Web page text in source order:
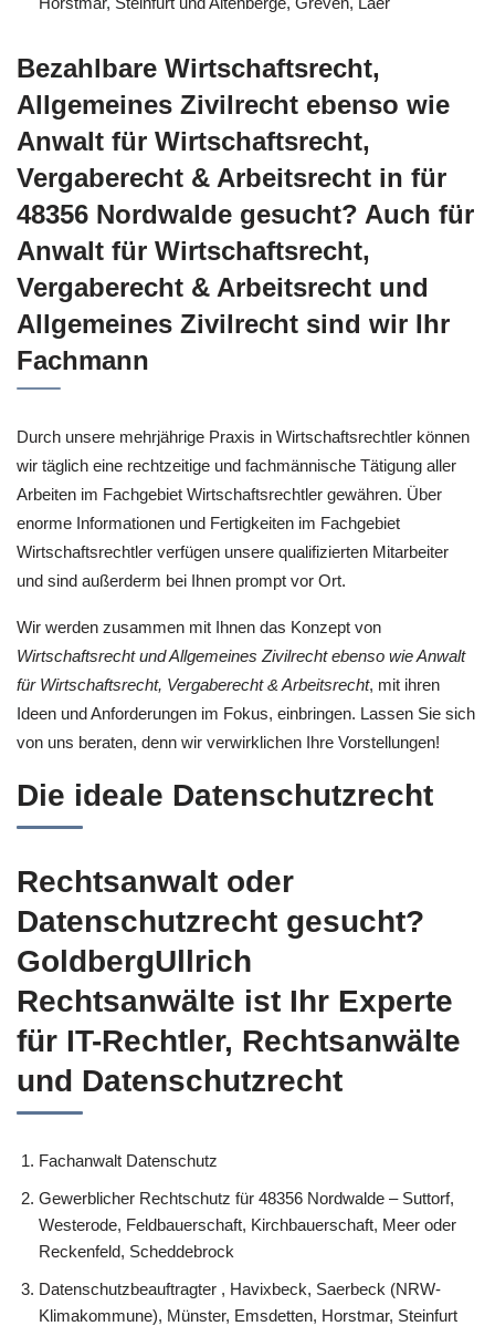
Bezahlbare Wirtschaftsrecht,
Allgemeines Zivilrecht ebenso wie
Anwalt für Wirtschaftsrecht,
Vergaberecht & Arbeitsrecht in für
48356 Nordwalde gesucht? Auch für
Anwalt für Wirtschaftsrecht,
Vergaberecht & Arbeitsrecht und
Allgemeines Zivilrecht sind wir Ihr
Fachmann
Durch unsere mehrjährige Praxis in Wirtschaftsrechtler können
wir täglich eine rechtzeitige und fachmännische Tätigung aller
Arbeiten im Fachgebiet Wirtschaftsrechtler gewähren. Über
enorme Informationen und Fertigkeiten im Fachgebiet
Wirtschaftsrechtler verfügen unsere qualifizierten Mitarbeiter
und sind außerderm bei Ihnen prompt vor Ort.
Wir werden zusammen mit Ihnen das Konzept von
Wirtschaftsrecht und Allgemeines Zivilrecht ebenso wie Anwalt
für Wirtschaftsrecht, Vergaberecht & Arbeitsrecht, mit ihren
Ideen und Anforderungen im Fokus, einbringen. Lassen Sie sich
von uns beraten, denn wir verwirklichen Ihre Vorstellungen!
Die ideale Datenschutzrecht
Rechtsanwalt oder
Datenschutzrecht gesucht?
GoldbergUllrich
Rechtsanwälte ist Ihr Experte
für IT-Rechtler, Rechtsanwälte
und Datenschutzrecht
Fachanwalt Datenschutz
Gewerblicher Rechtschutz für 48356 Nordwalde – Suttorf,
Westerode, Feldbauerschaft, Kirchbauerschaft, Meer oder
Reckenfeld, Scheddebrock
Datenschutzbeauftragter , Havixbeck, Saerbeck (NRW-
Klimakommune), Münster, Emsdetten, Horstmar, Steinfurt